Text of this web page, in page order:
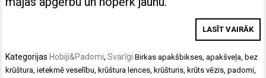
LASĪT VAIRĀK
Kategorijas Hobiji&Padomi,Svarīgi Birkasapakšbikses,apakšveļa, bez
krūštura,ietekmē veselību, krūštura lences, krūšturis, krūts vēzis,padomi,